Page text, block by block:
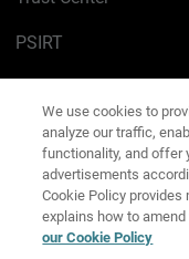
PSIRT
Privacy Policy
Media & Brand Kit
Manage Email
analyze our traffic,
functionality, and offer
advertisements
Cookie Policy
explains how to
our Cookie Policy